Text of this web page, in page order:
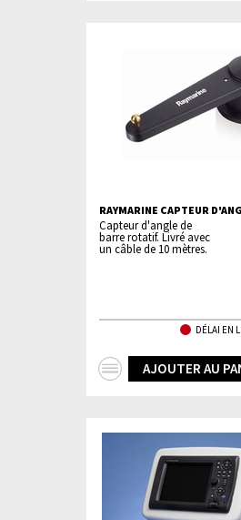
RAYMARINE CAPTEUR
Capteur d'angle de
barre rotatif. Livré avec
un câble de 10 mètres.
DÉLAI EN
AJOUTER AU